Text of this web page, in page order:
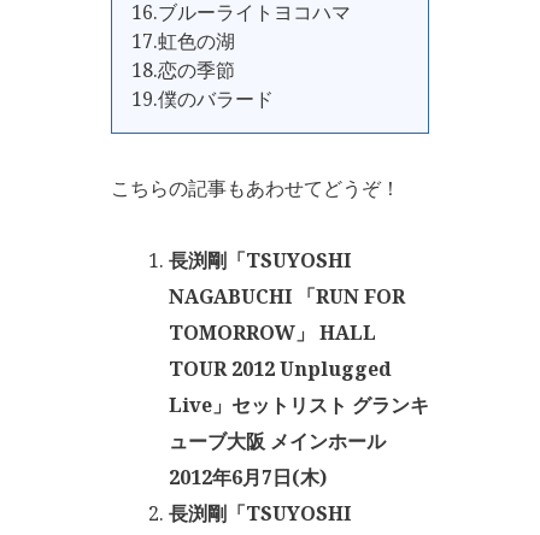
16.ブルーライトヨコハマ
17.虹色の湖
18.恋の季節
19.僕のバラード
こちらの記事もあわせてどうぞ！
長渕剛「TSUYOSHI
NAGABUCHI 「RUN FOR
TOMORROW」 HALL
TOUR 2012 Unplugged
Live」セットリスト グランキ
ューブ大阪 メインホール
2012年6月7日(木)
長渕剛「TSUYOSHI